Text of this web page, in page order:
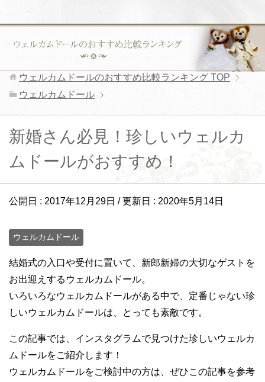
ウェルカムドールのおすすめ比較ランキング TOP
ウェルカムドール
新婚さん必見！珍しいウェルカ
ムドールがおすすめ！
公開日 : 2017年12月29日 / 更新日 : 2020年5月14日
ウェルカムドール
結婚式の入口や受付に置いて、新郎新婦の大切なゲストを
お出迎えするウェルカムドール。
いろいろなウェルカムドールがある中で、定番じゃない珍
しいウェルカムドールは、とっても素敵です。
この記事では、インスタグラムで見つけた珍しいウェルカ
ムドールをご紹介します！
ウェルカムドールをご検討中の方は、ぜひこの記事を参考